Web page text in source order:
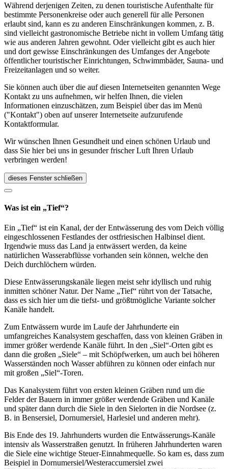
Während derjenigen Zeiten, zu denen touristische Aufenthalte für
bestimmte Personenkreise oder auch generell für alle Personen
erlaubt sind, kann es zu anderen Einschränkungen kommen, z. B.
sind vielleicht gastronomische Betriebe nicht in vollem Umfang tätig
wie aus anderen Jahren gewohnt. Oder vielleicht gibt es auch hier
und dort gewisse Einschränkungen des Umfanges der Angebote
öffentlicher touristischer Einrichtungen, Schwimmbäder, Sauna- und
Freizeitanlagen und so weiter.
Sie können auch über die auf diesen Internetseiten genannten Wege
Kontakt zu uns aufnehmen, wir helfen Ihnen, die vielen
Informationen einzuschätzen, zum Beispiel über das im Menü
("Kontakt") oben auf unserer Internetseite aufzurufende
Kontaktformular.
Wir wünschen Ihnen Gesundheit und einen schönen Urlaub und
dass Sie hier bei uns in gesunder frischer Luft Ihren Urlaub
verbringen werden!
dieses Fenster schließen
Was ist ein „Tief“?
Ein „Tief“ ist ein Kanal, der der Entwässerung des vom Deich völlig
eingeschlossenen Festlandes der ostfriesischen Halbinsel dient.
Irgendwie muss das Land ja entwässert werden, da keine
natürlichen Wasserabflüsse vorhanden sein können, welche den
Deich durchlöchern würden.
Diese Entwässerungskanäle liegen meist sehr idyllisch und ruhig
inmitten schöner Natur. Der Name „Tief“ rührt von der Tatsache,
dass es sich hier um die tiefst- und größtmögliche Variante solcher
Kanäle handelt.
Zum Entwässern wurde im Laufe der Jahrhunderte ein
umfangreiches Kanalsystem geschaffen, dass von kleinen Gräben in
immer größer werdende Kanäle führt. In den „Siel“-Orten gibt es
dann die großen „Siele“ – mit Schöpfwerken, um auch bei höheren
Wasserständen noch Wasser abführen zu können oder einfach nur
mit großen „Siel“-Toren.
Das Kanalsystem führt von ersten kleinen Gräben rund um die
Felder der Bauern in immer größer werdende Gräben und Kanäle
und später dann durch die Siele in den Sielorten in die Nordsee (z.
B. in Bensersiel, Dornumersiel, Harlesiel und anderen mehr).
Bis Ende des 19. Jahrhunderts wurden die Entwässerungs-Kanäle
intensiv als Wasserstraßen genutzt. In früheren Jahrhunderten waren
die Siele eine wichtige Steuer-Einnahmequelle. So kam es, dass zum
Beispiel in Dornumersiel/Westeraccumersiel zwei